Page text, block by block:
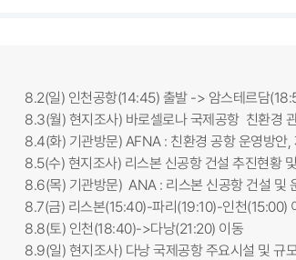
8.2(일) 인천공항(14:45) 출발 -> 암스테르담
8.3(월) 현지조사) 바로셀로나 국제공항 친환경
8.4(화) 기관방문) AFNA : 친환경 공항 운영방안
8.5(수) 현지조사) 리스본 신공항 건설 추진현황
8.6(목) 기관방문) ANA : 리스본 신공항 건설 및
8.7(금) 리스본(15:40)-파리(19:10)-인천(15:00)
8.8(토) 인천(18:40)->다낭(21:20) 이동
8.9(일) 현지조사) 다낭 국제공항 주요시설 및 규